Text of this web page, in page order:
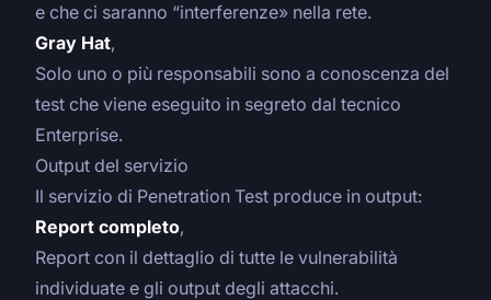
e che ci saranno “interferenze» nella rete.
Gray Hat,
Solo uno o più responsabili sono a conoscenza del
test che viene eseguito in segreto dal tecnico
Enterprise.
Output del servizio
Il servizio di Penetration Test produce in output:
Report completo,
Report con il dettaglio di tutte le vulnerabilità
individuate e gli output degli attacchi.